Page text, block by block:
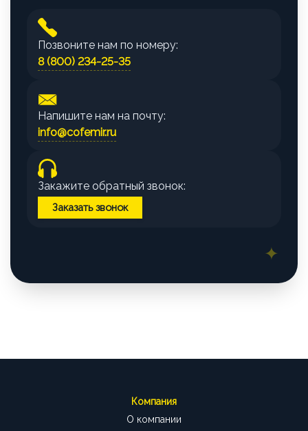
Позвоните нам по номеру:
8 (800) 234-25-35
Напишите нам на почту:
info@cofemir.ru
Закажите обратный звонок:
Заказать звонок
Компания
О компании